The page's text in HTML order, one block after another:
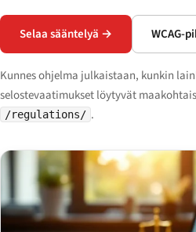
Selaa sääntelyä → WCAG-
Kunnes ohjelma julkaistaan, kunkin
selostevaatimukset löytyvät
/regulations/ .